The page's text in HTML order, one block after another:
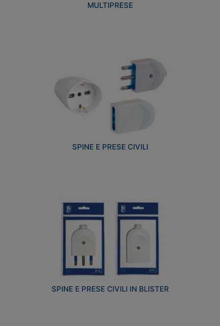
MULTIPRESE
SPINE E PRESE CIVILI
SPINE E PRESE CIVILI IN BLISTER